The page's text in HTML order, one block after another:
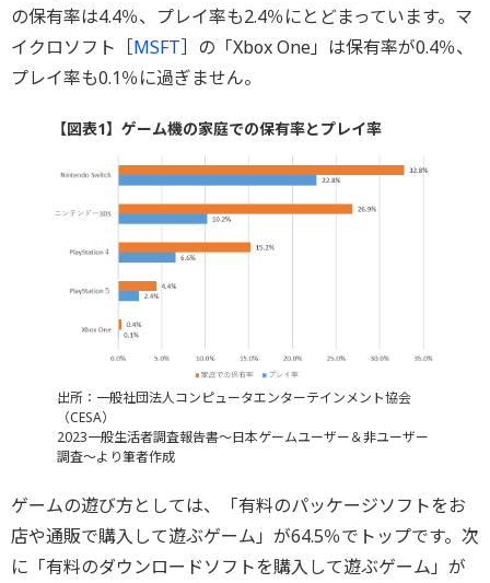
の保有率は4.4％、プレイ率も2.4％にとどまっています。マ
イクロソフト［MSFT］の「Xbox One」は保有率が0.4％、
プレイ率も0.1％に過ぎません。
【図表1】ゲーム機の家庭での保有率とプレイ率
出所：一般社団法人コンピュータエンターテインメント協会
（CESA）
2023一般生活者調査報告書～日本ゲームユーザー＆非ユーザー
調査～より筆者作成
ゲームの遊び方としては、「有料のパッケージソフトをお
店や通販で購入して遊ぶゲーム」が64.5％でトップです。次
に「有料のダウンロードソフトを購入して遊ぶゲーム」が